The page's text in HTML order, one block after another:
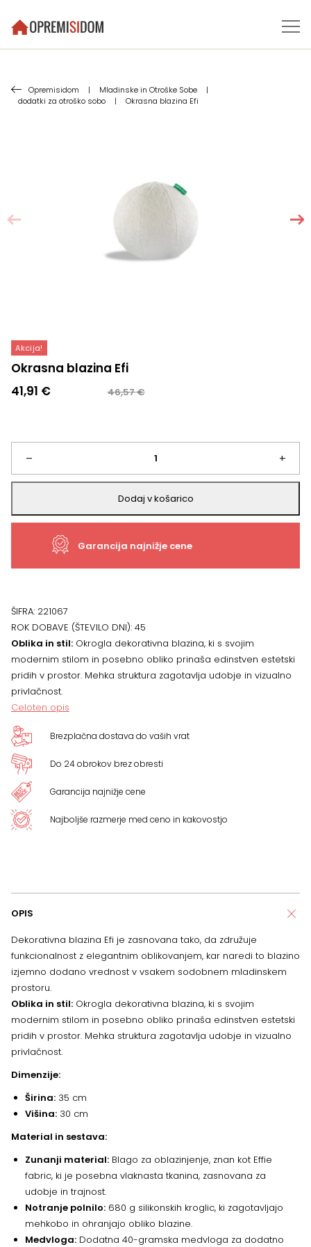
Opremisidom | Mladinske in Otroške Sobe
|
dodatki za otroško sobo
| Okrasna blazina Efi
Akcija!
Okrasna blazina Efi
46,57€
Izvirna
bila:
46,57 €.
41,91 €
Trenutna
41,91 €.
–
Okrasna
blazina
Efi
+
Dodaj v košarico
Garancija najnižje cene
ŠIFRA: 221067
ROK DOBAVE (ŠTEVILO DNI): 45
Oblika in stil: Okrogla dekorativna blazina, ki s svojim
modernim stilom in posebno obliko prinaša edinstven estetski
pridih v prostor. Mehka struktura zagotavlja udobje in vizualno
privlačnost.
Celoten opis
Brezplačna dostava do vaših vrat
Do 24 obrokov brez obresti
Garancija najnižje cene
Najboljše razmerje med ceno in kakovostjo
OPIS
Dekorativna blazina Efi je zasnovana tako, da združuje
funkcionalnost z elegantnim oblikovanjem, kar naredi to blazino
izjemno dodano vrednost v vsakem sodobnem mladinskem
prostoru.
Oblika in stil: Okrogla dekorativna blazina, ki s svojim
modernim stilom in posebno obliko prinaša edinstven estetski
pridih v prostor. Mehka struktura zagotavlja udobje in vizualno
privlačnost.
Dimenzije:
Širina: 35 cm
Višina: 30 cm
Material in sestava:
Zunanji material: Blago za oblazinjenje, znan kot Effie
fabric, ki je posebna vlaknasta tkanina, zasnovana za
udobje in trajnost.
Notranje polnilo: 680 g silikonskih kroglic, ki zagotavljajo
mehkobo in ohranjajo obliko blazine.
Medvloga: Dodatna 40-gramska medvloga za dodatno